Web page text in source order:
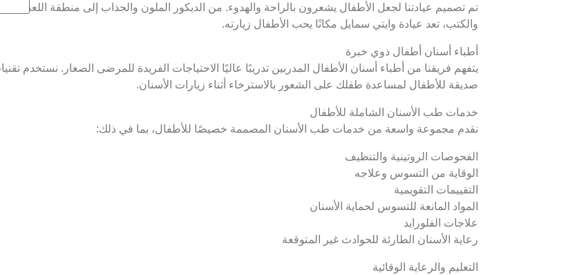
تم تصميم عيادتنا لجعل الأطفال يشعرون بالراحة والهدوء. من الديكور الملون والجذاب إلى منطقة اللعب
والكتب، تعد عيادة وايتي سمايل مكانًا يحب الأطفال زيارته.
أطباء أسنان أطفال ذوي خبرة
يتفهم فريقنا من أطباء أسنان الأطفال المدربين تدريبًا عاليًا الاحتياجات الفريدة للمرضى الصغار. نستخدم
صديقة للأطفال لمساعدة طفلك على الشعور بالاسترخاء أثناء زيارات الأسنان.
خدمات طب الأسنان الشاملة للأطفال
نقدم مجموعة واسعة من خدمات طب الأسنان المصممة خصيصًا للأطفال، بما في ذلك:
الفحوصات الروتينية والتنظيف
الوقاية من التسوس وعلاجه
التقييمات التقويمية
المواد المانعة للتسوس لحماية الأسنان
علاجات الفلورايد
رعاية الأسنان الطارئة للحوادث غير المتوقعة
التعليم والرعاية الوقائية